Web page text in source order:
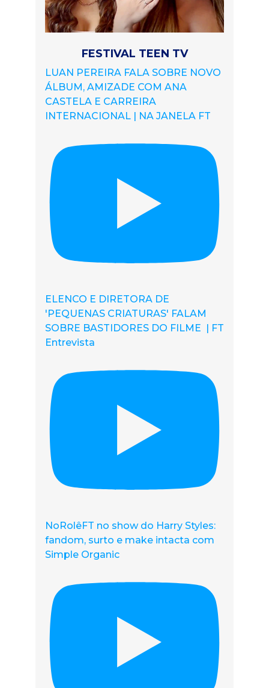
FESTIVAL TEEN TV
LUAN PEREIRA FALA SOBRE NOVO
ÁLBUM, AMIZADE COM ANA
CASTELA E CARREIRA
INTERNACIONAL | NA JANELA FT
ELENCO E DIRETORA DE
'PEQUENAS CRIATURAS' FALAM
SOBRE BASTIDORES DO FILME | FT
Entrevista
NoRolêFT no show do Harry Styles:
fandom, surto e make intacta com
Simple Organic